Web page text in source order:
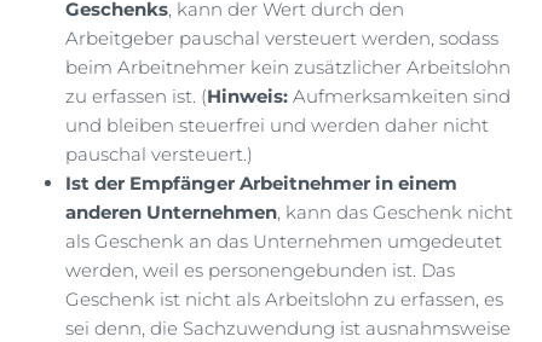
Geschenks, kann der Wert durch den
Arbeitgeber pauschal versteuert werden, sodass
beim Arbeitnehmer kein zusätzlicher Arbeitslohn
zu erfassen ist. (Hinweis: Aufmerksamkeiten sind
und bleiben steuerfrei und werden daher nicht
pauschal versteuert.)
Ist der Empfänger Arbeitnehmer in einem
anderen Unternehmen, kann das Geschenk nicht
als Geschenk an das Unternehmen umgedeutet
werden, weil es personengebunden ist. Das
Geschenk ist nicht als Arbeitslohn zu erfassen, es
sei denn, die Sachzuwendung ist ausnahmsweise